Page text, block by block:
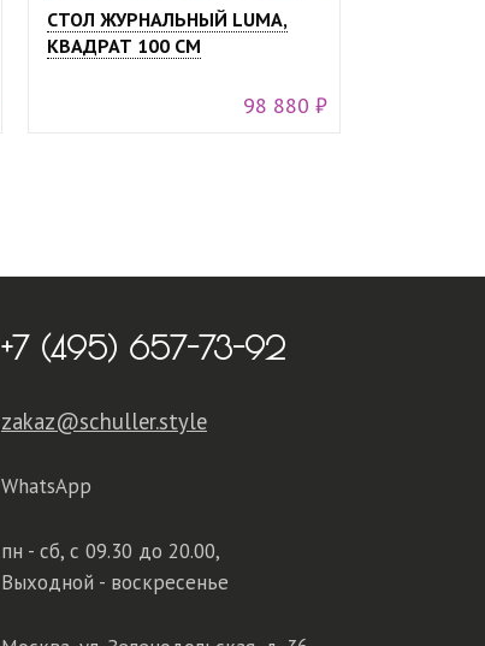
СТОЛ ЖУРНАЛЬНЫЙ LUMA,
КВАДРАТ 100 СМ
98 880 ₽
+7 (495) 657-73-92
zakaz@schuller.style
WhatsApp
пн - сб, с 09.30 до 20.00,
Выходной - воскресенье